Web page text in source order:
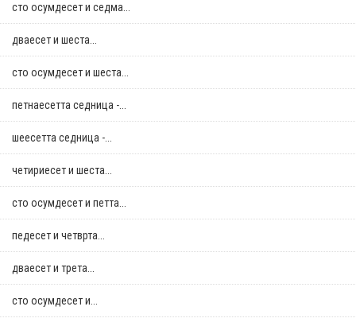
сто осумдесет и седма...
дваесет и шеста...
сто осумдесет и шеста...
петнаесетта седница -...
шеесетта седница -...
четириесет и шеста...
сто осумдесет и петта...
педесет и четврта...
дваесет и трета...
сто осумдесет и...